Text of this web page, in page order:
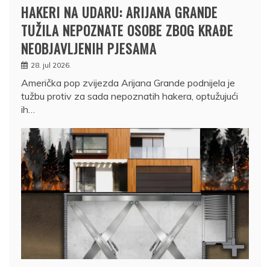
HAKERI NA UDARU: ARIJANA GRANDE
TUŽILA NEPOZNATE OSOBE ZBOG KRAĐE
NEOBJAVLJENIH PJESAMA
28. jul 2026.
Američka pop zvijezda Arijana Grande podnijela je
tužbu protiv za sada nepoznatih hakera, optužujući
ih…